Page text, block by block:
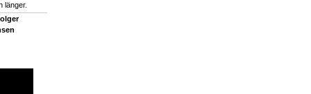
länger.